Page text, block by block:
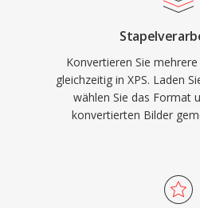
Konvertieren Sie
gleichzeitig in XPS. Laden
wählen Sie das Format
konvertierten Bilder